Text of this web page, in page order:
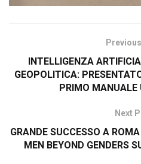
INTELLIGENZA
GEOPOLITICA:
PRIMO MANUALE
Next
GRANDE SUCCESSO A
MEN BEYOND GENDERS